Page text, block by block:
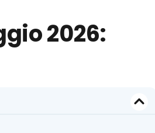
2026: